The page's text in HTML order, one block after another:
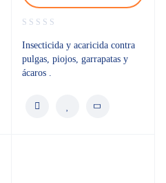
Insecticida y acaricida contra
pulgas, piojos, garrapatas y
ácaros .